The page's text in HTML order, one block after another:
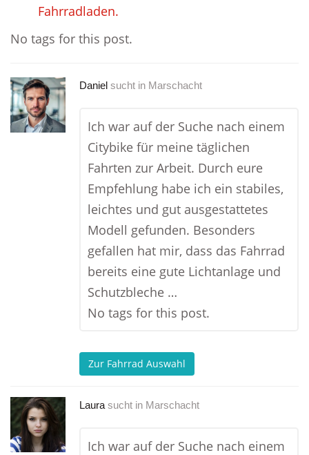
Fahrradladen.
No tags for this post.
Daniel sucht in Marschacht
Ich war auf der Suche nach einem
Citybike für meine täglichen
Fahrten zur Arbeit. Durch eure
Empfehlung habe ich ein stabiles,
leichtes und gut ausgestattetes
Modell gefunden. Besonders
gefallen hat mir, dass das Fahrrad
bereits eine gute Lichtanlage und
Schutzbleche …
No tags for this post.
Zur Fahrrad Auswahl
Laura sucht in Marschacht
Ich war auf der Suche nach einem